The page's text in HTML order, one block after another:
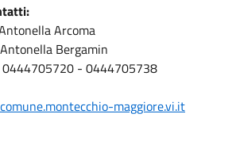
Arcoma
Bergamin
- 0444705738
maggiore.vi.it